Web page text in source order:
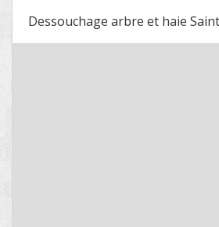
Dessouchage arbre et haie